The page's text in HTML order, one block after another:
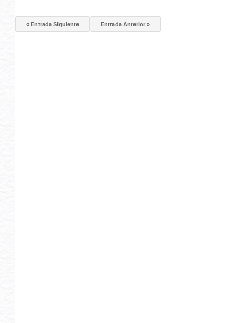
« Entrada Siguiente Entrada Anterior »